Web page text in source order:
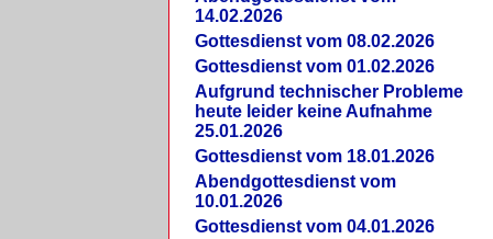
14.02.2026
Gottesdienst vom 08.02.2026
Gottesdienst vom 01.02.2026
Aufgrund technischer Probleme
heute leider keine Aufnahme
25.01.2026
Gottesdienst vom 18.01.2026
Abendgottesdienst vom
10.01.2026
Gottesdienst vom 04.01.2026